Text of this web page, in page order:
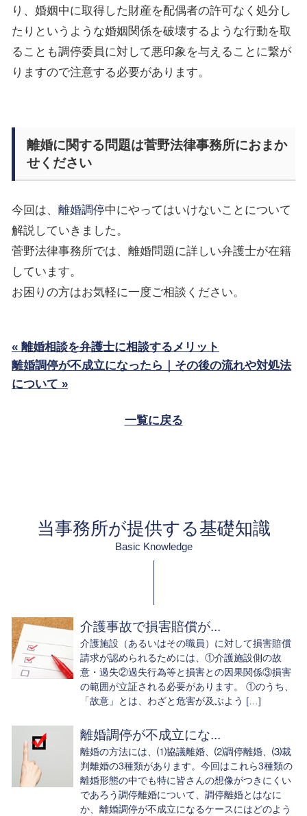
り、婚姻中に取得した財産を配偶者の許可なく処分し
たりというような婚姻関係を破壊するような行動を取
ることも調停委員に対して悪印象を与えることに繋が
りますので注意する必要があります。
離婚に関する問題は菅野法律事務所におまか
せください
今回は、 離婚調停中にやってはいけないことについて
解説していきました。
菅野法律事務所では、離婚問題に詳しい弁護士が在籍
しています。
お困りの方はお気軽に一度ご相談ください。
« 離婚相談を弁護士に相談するメリット
離婚調停が不成立になったら｜その後の流れや対処法
について »
一覧に戻る
当事務所が提供する基礎知識
Basic Knowledge
介護事故で損害賠償が...
介護施設（あるいはその職員）に対して損害賠償
請求が認められるためには、①介護施設側の故
意・過失②過失行為等と損害との因果関係③損害
の範囲が立証される必要があります。 ①のうち、
「故意」とは、わざと危害が及ぶよう […]
離婚調停が不成立にな...
離婚の方法には、⑴協議離婚、⑵調停離婚、⑶裁
判離婚の3種類があります。今回はこれら3種類の
離婚形態の中でも特に皆さんの想像がつきにくい
であろう調停離婚について、調停離婚とはなに
か、離婚調停が不成立になるケースにはどのよう